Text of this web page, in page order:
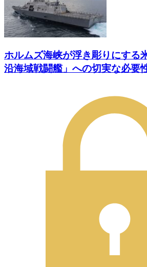
ホルムズ海峡が浮き彫りにする
沿海域戦闘艦」への切実な必要